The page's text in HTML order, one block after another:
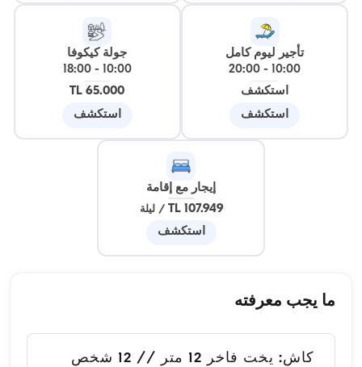
تأجير ليوم كامل
10:00
-
20:00
استكشف
استكشف
جولة كيكوفا
10:00
-
18:00
65.000 TL
استكشف
إيجار مع إقامة
107.949 TL
/ليلة
استكشف
ما يجب معرفته
كاش: يخت فاخر 12 متر // 12 شخص